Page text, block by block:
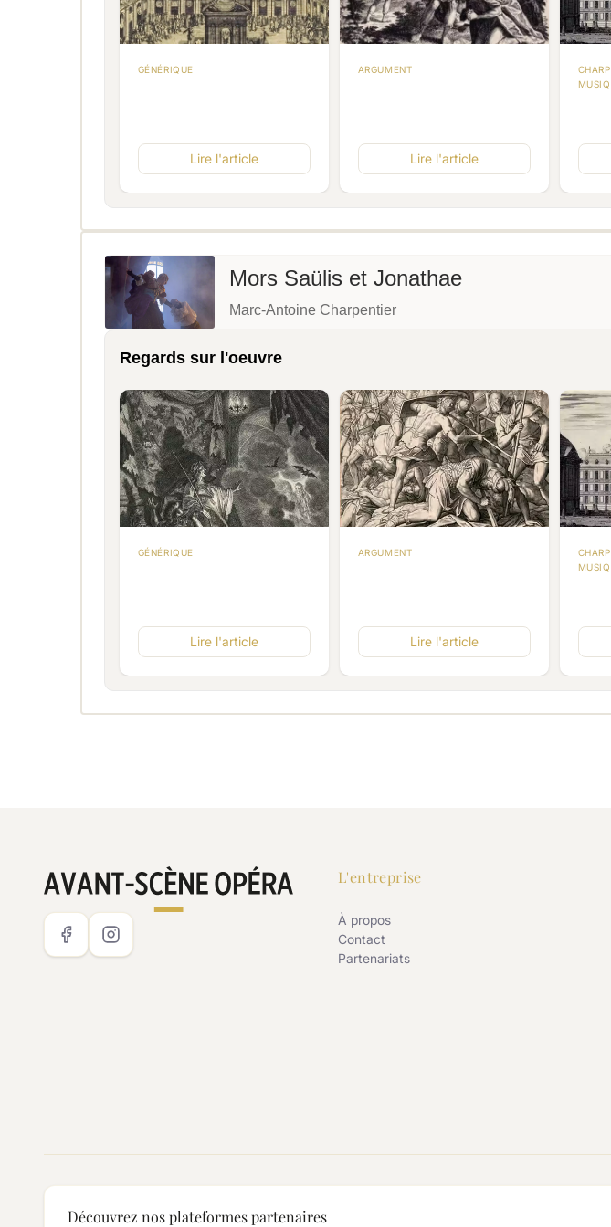
GÉNÉRIQUE
Lire l'article
ARGUMENT
Lire l'article
Mors Saülis et Jonathae
Marc-Antoine Charpentier
Regards sur l'oeuvre
GÉNÉRIQUE
Lire l'article
ARGUMENT
Lire l'article
L'entreprise
À propos
Contact
Partenariats
Découvrez nos plateformes partenaires